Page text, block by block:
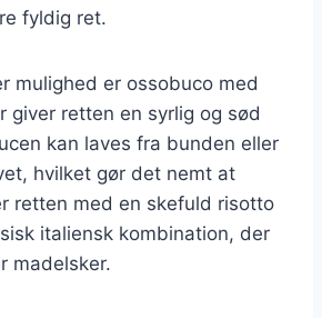
fyldig ret.
mulighed er ossobuco med
giver retten en syrlig og sød
kan laves fra bunden eller
hvilket gør det nemt at
retten med en skefuld risotto
italiensk kombination, der
madelsker.